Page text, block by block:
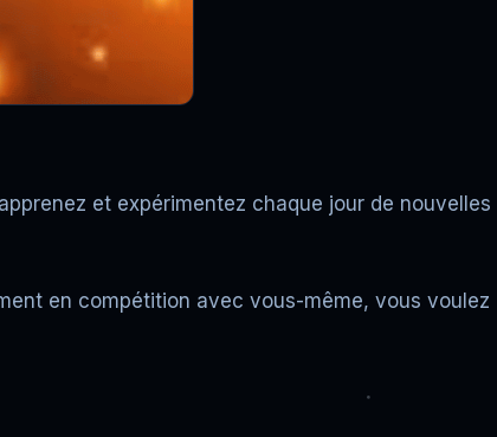
et expérimentez chaque jour de nouvelles
en compétition avec vous-même, vous voulez